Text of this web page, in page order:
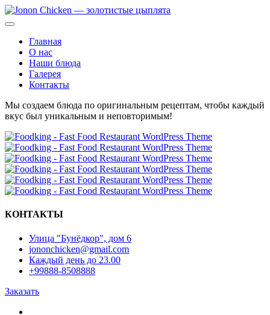
Главная
О нас
Наши блюда
Галерея
Контакты
Мы создаем блюда по оригинальным рецептам, чтобы каждый
вкус был уникальным и неповторимым!
КОНТАКТЫ
Улица "Бунёдкор", дом 6
jononchicken@gmail.com
Каждый день до 23.00
+99888-8508888
Заказать